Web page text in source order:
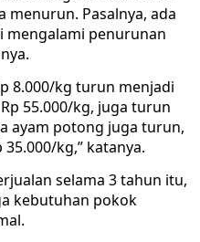
menurun. Pasalnya, ada
mengalami penurunan
8.000/kg turun menjadi
55.000/kg, juga turun
ayam potong juga turun,
kg,” katanya.
selama 3 tahun itu,
kebutuhan pokok